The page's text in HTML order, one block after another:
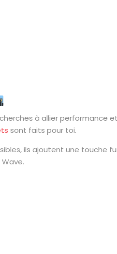
à allier performance
sont faits pour toi.
ils ajoutent une touche